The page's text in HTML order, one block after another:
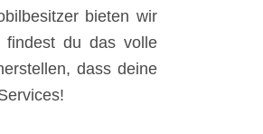
bieten wir
findest du das volle
dass deine